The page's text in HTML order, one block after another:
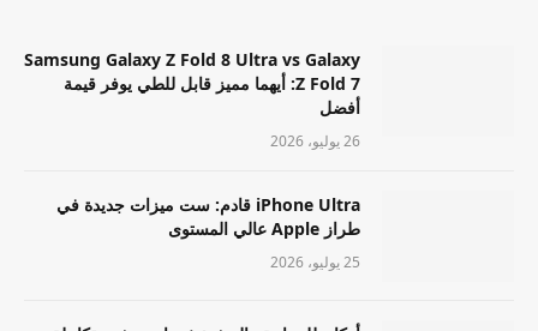
Samsung Galaxy Z Fold 8 Ultra vs Galaxy
Z Fold 7: أيهما مميز قابل للطي يوفر قيمة
أفضل
26 يوليو، 2026
iPhone Ultra قادم: ست ميزات جديدة في
طراز Apple عالي المستوى
25 يوليو، 2026